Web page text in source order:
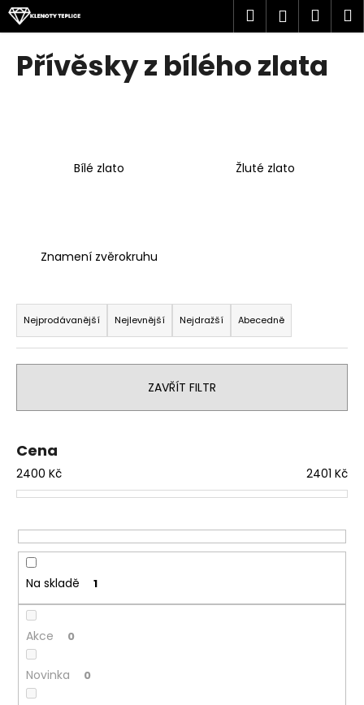
Přejít
na
obsah
Hledat
Přívěsky z bílého zlata
Bílé zlato Žluté zlato
Znamení zvěrokruhu
Ř
a
z
e
í
r
o
d
k
t
ů
Nejprodávanější Nejlevnější Nejdražší Abecedně
ZAVŘÍT FILTR
Cena
2400 Kč 2401 Kč
Na skladě 1
Akce 0
Novinka 0
K
o
e
t
e
n
j
t
?
HLEDAT
D
o
p
o